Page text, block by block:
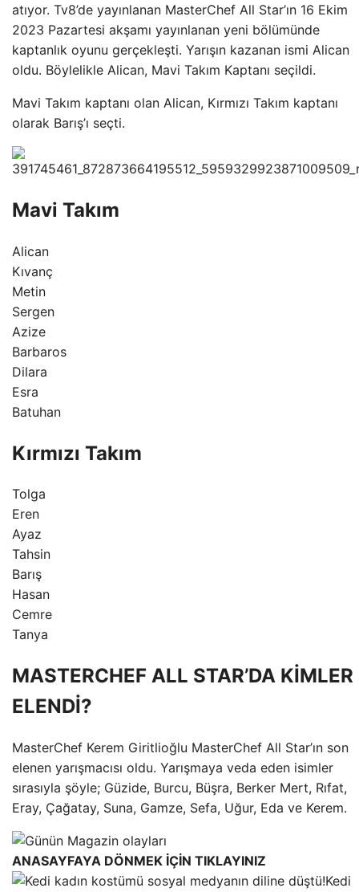
atıyor. Tv8’de yayınlanan MasterChef All Star’ın 16 Ekim
2023 Pazartesi akşamı yayınlanan yeni bölümünde
kaptanlık oyunu gerçekleşti. Yarışın kazanan ismi Alican
oldu. Böylelikle Alican, Mavi Takım Kaptanı seçildi.
Mavi Takım kaptanı olan Alican, Kırmızı Takım kaptanı
olarak Barış’ı seçti.
Mavi Takım
Alican
Kıvanç
Metin
Sergen
Azize
Barbaros
Dilara
Esra
Batuhan
Kırmızı Takım
Tolga
Eren
Ayaz
Tahsin
Barış
Hasan
Cemre
Tanya
MASTERCHEF ALL STAR’DA KİMLER
ELENDİ?
MasterChef Kerem Giritlioğlu MasterChef All Star’ın son
elenen yarışmacısı oldu. Yarışmaya veda eden isimler
sırasıyla şöyle; Güzide, Burcu, Büşra, Berker Mert, Rıfat,
Eray, Çağatay, Suna, Gamze, Sefa, Uğur, Eda ve Kerem.
ANASAYFAYA DÖNMEK İÇİN TIKLAYINIZ
Kedi